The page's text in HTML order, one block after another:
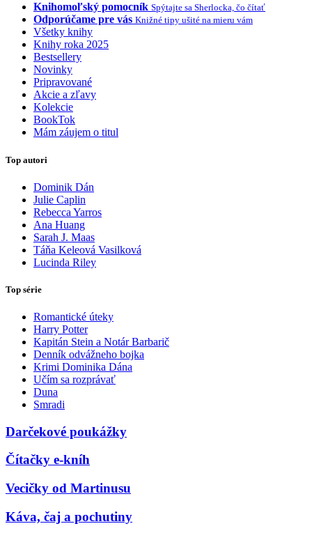
Knihomoľský pomocník Spýtajte sa Sherlocka, čo čítať
Odporúčame pre vás Knižné tipy ušité na mieru vám
Všetky knihy
Knihy roka 2025
Bestsellery
Novinky
Pripravované
Akcie a zľavy
Kolekcie
BookTok
Mám záujem o titul
Top autori
Dominik Dán
Julie Caplin
Rebecca Yarros
Ana Huang
Sarah J. Maas
Táňa Keleová Vasilková
Lucinda Riley
Top série
Romantické úteky
Harry Potter
Kapitán Stein a Notár Barbarič
Denník odvážneho bojka
Krimi Dominika Dána
Učím sa rozprávať
Duna
Smradi
Darčekové poukážky
Čítačky e-kníh
Vecičky od Martinusu
Káva, čaj a pochutiny